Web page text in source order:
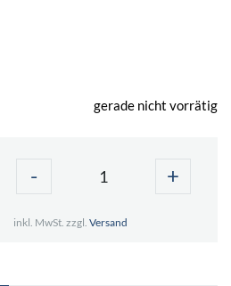
gerade nicht vorrätig
- +
inkl. MwSt. zzgl. Versand